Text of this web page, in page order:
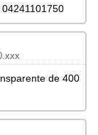
de 400